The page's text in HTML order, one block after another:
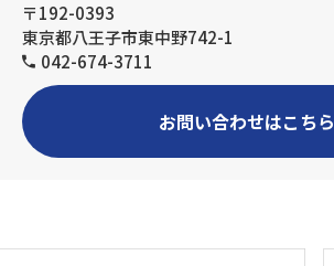
〒192-0393
東京都八王子市東中野742-1
042-674-3711
お問い合わせはこちら